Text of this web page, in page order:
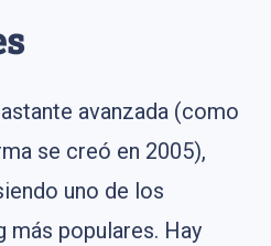
avanzada (como
se creó en 2005),
uno de los
más populares. Hay